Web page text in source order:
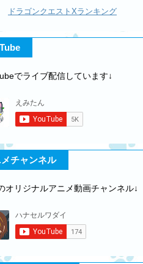
ドラゴンクエストXランキング
でライブ配信しています↓
チャンネル
オリジナルアニメ動画チャンネル↓